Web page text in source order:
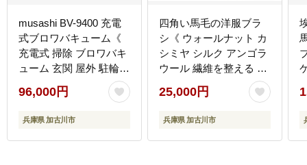
musashi BV-9400 充電
式ブロワバキューム《
充電式 掃除 ブロワバキ
ューム 玄関 屋外 駐輪場
》【2409O10824】
96,000円
兵庫県 加古川市
四角い馬毛の洋服ブラ
シ《 ウォールナット カ
シミヤ シルク アンゴラ
ウール 繊維を整える 毛
玉を防ぐ プレゼント ギ
フト 洋服ブラシ 返礼品
日用品 おすすめ 送料無
25,000円
兵庫県 加古川市